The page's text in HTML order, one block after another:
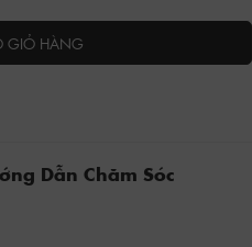
GIỎ HÀNG
Dẫn Chăm Sóc